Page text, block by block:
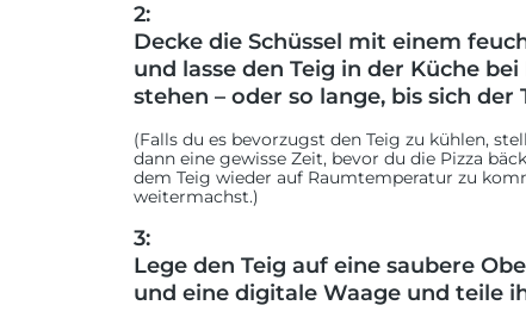
2:
Decke die Schüssel mit einem
und lasse den Teig in der Küche
stehen – oder so lange, bis sich
(Falls du es bevorzugst den Teig zu kühlen,
dann eine gewisse Zeit, bevor du die Pizza
dem Teig wieder auf Raumtemperatur zu
weitermachst.)
3:
Lege den Teig auf eine saubere
und eine digitale Waage und teile